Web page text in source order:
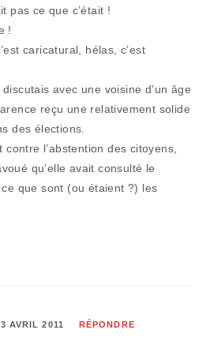
pas ce que c’était !
!
caricatural, hélas, c’est
avec une voisine d’un âge
reçu une relativement solide
des élections.
contre l’abstention des citoyens,
qu’elle avait consulté le
que sont (ou étaient ?) les
3 AVRIL 2011 RÉPONDRE